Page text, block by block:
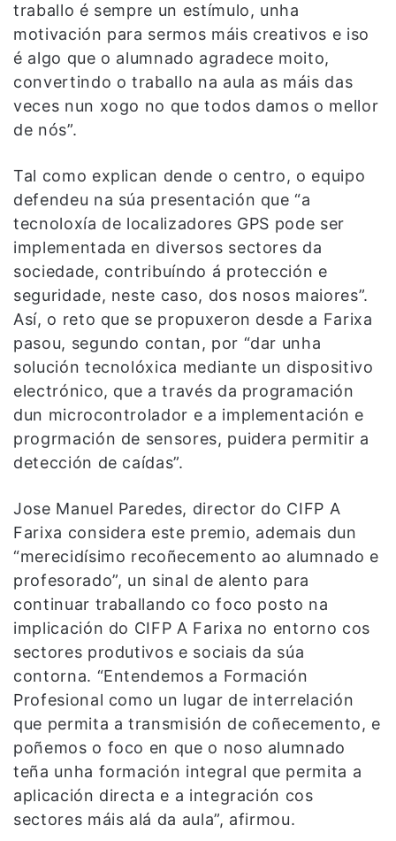
traballo é sempre un estímulo, unha
motivación para sermos máis creativos e iso
é algo que o alumnado agradece moito,
convertindo o traballo na aula as máis das
veces nun xogo no que todos damos o mellor
de nós”.
Tal como explican dende o centro, o equipo
defendeu na súa presentación que “a
tecnoloxía de localizadores GPS pode ser
implementada en diversos sectores da
sociedade, contribuíndo á protección e
seguridade, neste caso, dos nosos maiores”.
Así, o reto que se propuxeron desde a Farixa
pasou, segundo contan, por “dar unha
solución tecnolóxica mediante un dispositivo
electrónico, que a través da programación
dun microcontrolador e a implementación e
progrmación de sensores, puidera permitir a
detección de caídas”.
Jose Manuel Paredes, director do CIFP A
Farixa considera este premio, ademais dun
“merecidísimo recoñecemento ao alumnado e
profesorado”, un sinal de alento para
continuar traballando co foco posto na
implicación do CIFP A Farixa no entorno cos
sectores produtivos e sociais da súa
contorna. “Entendemos a Formación
Profesional como un lugar de interrelación
que permita a transmisión de coñecemento, e
poñemos o foco en que o noso alumnado
teña unha formación integral que permita a
aplicación directa e a integración cos
sectores máis alá da aula”, afirmou.